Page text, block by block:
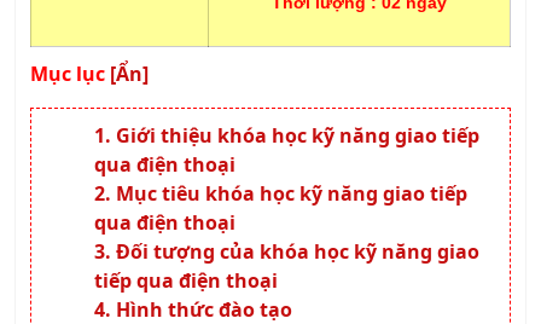
Mục lục [Ẩn]
Giới thiệu khóa học kỹ năng giao tiếp
qua điện thoại
Mục tiêu khóa học kỹ năng giao tiếp
qua điện thoại
Đối tượng của khóa học kỹ năng giao
tiếp qua điện thoại
Hình thức đào tạo